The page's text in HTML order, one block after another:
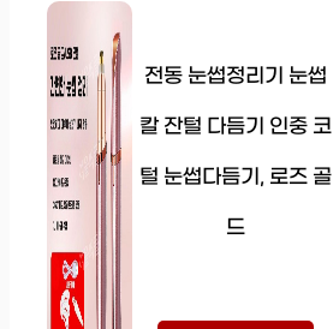
전동 눈썹정리기 눈썹
칼 잔털 다듬기 인중 코
털 눈썹다듬기, 로즈 골
드